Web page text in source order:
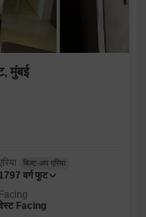
मुंबई
बिल्ट-अप एरिया
1797 वर्ग फुट
Facing
Facing